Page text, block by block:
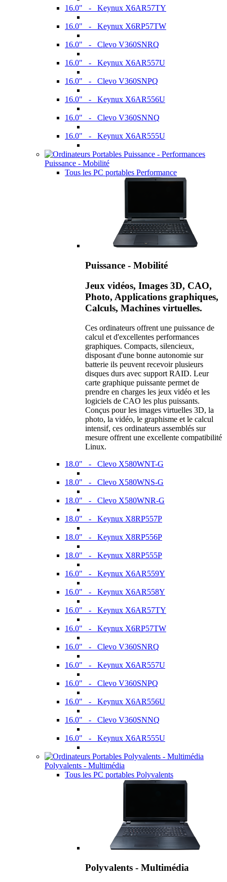
16.0" - Keynux X6AR57TY
16.0" - Keynux X6RP57TW
16.0" - Clevo V360SNRQ
16.0" - Keynux X6AR557U
16.0" - Clevo V360SNPQ
16.0" - Keynux X6AR556U
16.0" - Clevo V360SNNQ
16.0" - Keynux X6AR555U
Puissance - Mobilité
Tous les PC portables Performance
Puissance - Mobilité
Jeux vidéos, Images 3D, CAO,
Photo, Applications graphiques,
Calculs, Machines virtuelles.
Ces ordinateurs offrent une puissance de
calcul et d'excellentes performances
graphiques. Compacts, silencieux,
disposant d'une bonne autonomie sur
batterie ils peuvent recevoir plusieurs
disques durs avec support RAID. Leur
carte graphique puissante permet de
prendre en charges les jeux vidéo et les
logiciels de CAO les plus puissants.
Conçus pour les images virtuelles 3D, la
photo, la vidéo, le graphisme et le calcul
intensif, ces ordinateurs assemblés sur
mesure offrent une excellente compatibilité
Linux.
18.0" - Clevo X580WNT-G
18.0" - Clevo X580WNS-G
18.0" - Clevo X580WNR-G
18.0" - Keynux X8RP557P
18.0" - Keynux X8RP556P
18.0" - Keynux X8RP555P
16.0" - Keynux X6AR559Y
16.0" - Keynux X6AR558Y
16.0" - Keynux X6AR57TY
16.0" - Keynux X6RP57TW
16.0" - Clevo V360SNRQ
16.0" - Keynux X6AR557U
16.0" - Clevo V360SNPQ
16.0" - Keynux X6AR556U
16.0" - Clevo V360SNNQ
16.0" - Keynux X6AR555U
Polyvalents - Multimédia
Tous les PC portables Polyvalents
Polyvalents - Multimédia